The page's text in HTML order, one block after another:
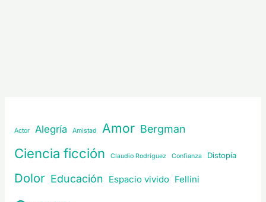
Actor Alegría Amistad Amor Bergman
Ciencia ficción Claudio Rodríguez Confianza Distopía
Dolor Educación Espacio vivido Fellini